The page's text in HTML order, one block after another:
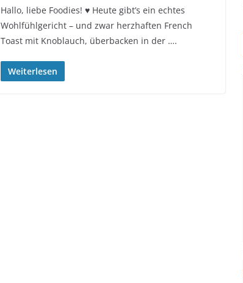
Hallo, liebe Foodies! ♥︎ Heute gibt’s ein echtes
Wohlfühlgericht – und zwar herzhaften French
Toast mit Knoblauch, überbacken in der ….
Weiterlesen